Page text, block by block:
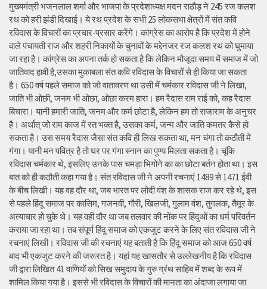
मुख्यमंत्री भजनलाल शर्मा और भाजपा के प्रदेशाध्यक्ष मदन राठौड़ ने 245 रज कलश
रथ को हरी झंडी दिखाई। ये रथ प्रदेश के सभी 25 लोकसभा क्षेत्रों में संत कवि
रविदास के विचारों का प्रचार-प्रसार करेंगे। कांग्रेस का आरोप है कि प्रदेश में होने
वाले पंचायती राज और शहरी निकायों के चुनावों के मद्देनजर रज कलश रथ को घुमाया
जा रहा है। कांग्रेस का अपना तर्क हो सकता है कि लेकिन मौजूदा समय में समाज में जो
जातिवाद हावी है,उसका मुकाबला संत कवि रविदास के विचारों से ही किया जा सकता
है। 650 वर्ष पहले समाज को जो वातावरण था उसी में चर्मकार रविदास जी ने लिखा,
जाति भी ओछी, जनम भी ओछा, ओछा करम हारा। हम रैदास राम राई को, कह रैदास
बिचारा। यानी हमारी जाति, जनम और कर्म छोटा है, लेकिन हम तो राजाराम के अनुचर
है। अर्थात् जो राम काज में रत भक्त है, उसका कर्म, जन्म और जाति कमतर कैसे हो
सकता है। उस समय रैदास जैसा संत कवि ही लिख सकता था, मन चंगा तो कठौती में
गंगा। यानी मन पवित्र है तो घर पर गंगा स्नान का पुण्य मिलता सकता है। चूंकि
रविदास चर्मकार थे, इसलिए उनके पास चमड़ा भिगोने का का छोटा बर्तन होता था। इस
बात को ही कठौती कहा गया है। संत रविदास जी ने अपनी रचनाएं 1489 से 1471 ईवी
के बीच लिखी। यह वह दौर था, जब भारत पर लोदी वंश के शासक राज कर रहे थे, इस
से पहले हिंदू समाज पर कासिम, गजनवी, गौरी, खिलजी, गुलाम वंश, तुगलक, तैमूर के
अत्याचार हो चुके थे। यह वही दौर था जब तलवार की नोंक पर हिंदुओं का धर्म परिवर्तन
कराया जा रहा था। तब संपूर्ण हिंदू समाज को एकजुट करने के लिए संत रविदास जी ने
रचनाएं लिखी। रविदास जी की रचनाएं यह बताती है कि हिंदू समाज को आज 650 वर्ष
बाद भी एकजुट करने की जरूरत है। यहां यह खासतौर से उल्लेखनीय है कि रविदास
जी द्वारा लिखित 41 वाणियोंं को सिख समुदाय के गुरु ग्रंथ साहिब में शब्द के रूप में
शामिल किया गया है। इससे भी रविदास के विचारों की मानता का अंदाजा लगाया जा